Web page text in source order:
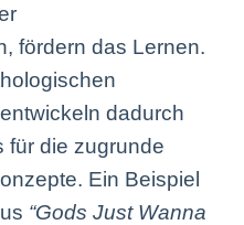
fördern das Lernen.
dadurch
für die zugrunde
Ein Beispiel
“Gods Just Wanna